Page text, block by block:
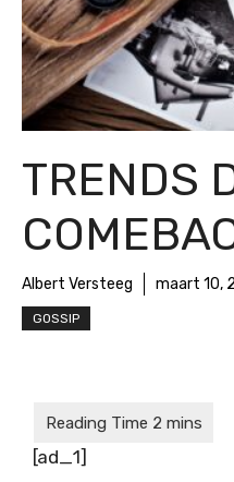
TRENDS
Albert Versteeg maart 10,
GOSSIP
[ad_1]